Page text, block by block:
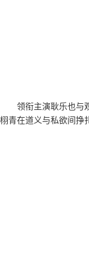
领衔主演耿乐也与
栩青在道义与私欲间挣